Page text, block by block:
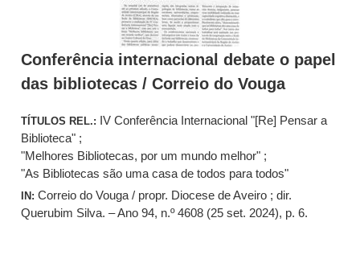
Conferência internacional debate o papel
das bibliotecas / Correio do Vouga
TÍTULOS REL.: IV Conferência Internacional "[Re] Pensar a
Biblioteca" ;
"Melhores Bibliotecas, por um mundo melhor" ;
"As Bibliotecas são uma casa de todos para todos"
IN:Correio do Vouga / propr. Diocese de Aveiro ; dir.
Querubim Silva. – Ano 94, n.º 4608 (25 set. 2024), p. 6.